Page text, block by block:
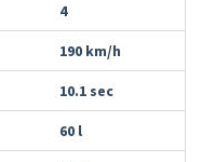
4
190 km/h
10.1 sec
60 l